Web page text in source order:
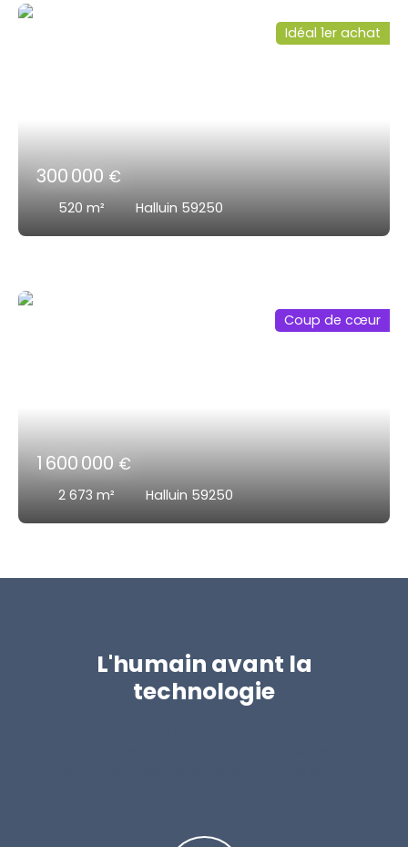
300 000 €
520 m² Halluin 59250
Idéal 1er achat
1 600 000 €
2 673 m² Halluin 59250
Coup de cœur
L'humain avant la
technologie